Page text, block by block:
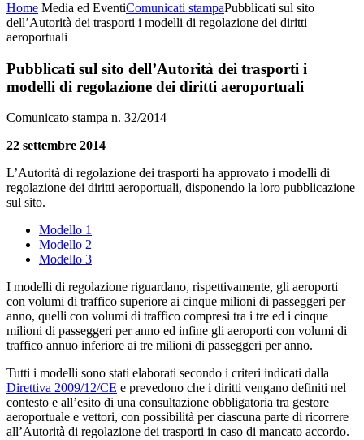
Home Media ed EventiComunicati stampaPubblicati sul sito
dell’Autorità dei trasporti i modelli di regolazione dei diritti
aeroportuali
Pubblicati sul sito dell’Autorità dei trasporti i
modelli di regolazione dei diritti aeroportuali
Comunicato stampa n. 32/2014
22 settembre 2014
L’Autorità di regolazione dei trasporti ha approvato i modelli di
regolazione dei diritti aeroportuali, disponendo la loro pubblicazione
sul sito.
Modello 1
Modello 2
Modello 3
I modelli di regolazione riguardano, rispettivamente, gli aeroporti
con volumi di traffico superiore ai cinque milioni di passeggeri per
anno, quelli con volumi di traffico compresi tra i tre ed i cinque
milioni di passeggeri per anno ed infine gli aeroporti con volumi di
traffico annuo inferiore ai tre milioni di passeggeri per anno.
Tutti i modelli sono stati elaborati secondo i criteri indicati dalla
Direttiva 2009/12/CE e prevedono che i diritti vengano definiti nel
contesto e all’esito di una consultazione obbligatoria tra gestore
aeroportuale e vettori, con possibilità per ciascuna parte di ricorrere
all’Autorità di regolazione dei trasporti in caso di mancato accordo.